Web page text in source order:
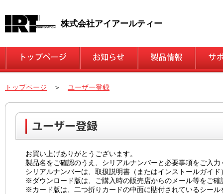
株式会社アイアールティー
トップページ ＞ ユーザー登録
お買い上げありがとうございます。
製品名をご確認のうえ、シリアルナンバーと必要事項をご入力
シリアルナンバーは、取扱説明書（またはインストールガイ
※ダウンロード版は、ご購入時の販売店からのメール等をご確
※カード版は、二つ折りカードの中面に貼付されているシール